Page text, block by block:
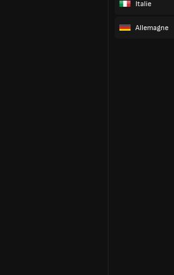
Italie
Allemagne